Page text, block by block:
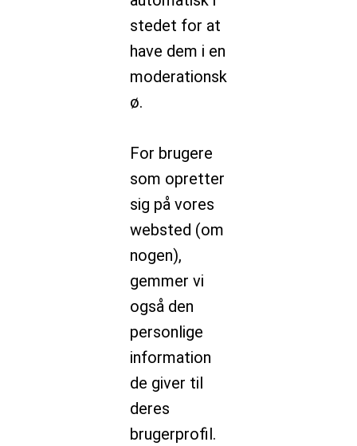
stedet for at
have dem i en
moderationsk
ø.
For brugere
som opretter
sig på vores
websted (om
nogen),
gemmer vi
også den
personlige
information
de giver til
deres
brugerprofil.